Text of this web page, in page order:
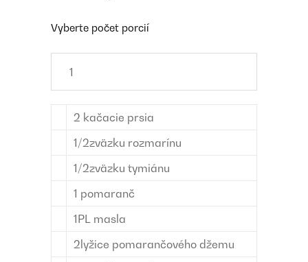
Vyberte počet porcií
2 kačacie prsia
1/2zväzku rozmarínu
1/2zväzku tymiánu
1 pomaranč
1PL masla
2 lyžice pomarančového džemu